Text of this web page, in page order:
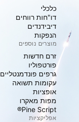
כלכלי
דו"חות רווחים
דיבידנדים
הנפקות
מוצרים נוספים
זרם חדשות
פורטפוליו
גרפים פונדמנטליים
עקומות תשואה
אופציות
מפות מאקרו
Pine Script®
אפליקציות